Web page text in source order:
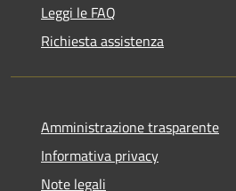
Leggi le FAQ
Richiesta assistenza
Amministrazione trasparente
Informativa privacy
Note legali